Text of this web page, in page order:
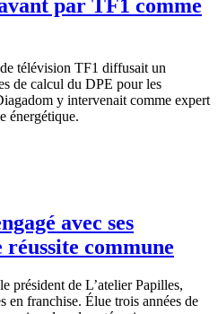
par TF1 comme
télévision TF1 diffusait un
de calcul du DPE pour les
y intervenait comme expert
énergétique.
avec ses
réussite commune
président de L’atelier Papilles,
en franchise. Élue trois années de